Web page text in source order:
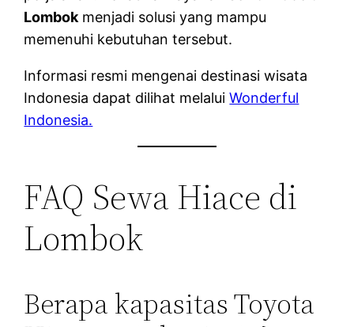
Lombok menjadi solusi yang mampu
memenuhi kebutuhan tersebut.
Informasi resmi mengenai destinasi wisata
Indonesia dapat dilihat melaluiWonderful
Indonesia.
FAQ Sewa Hiace di
Lombok
Berapa kapasitas Toyota